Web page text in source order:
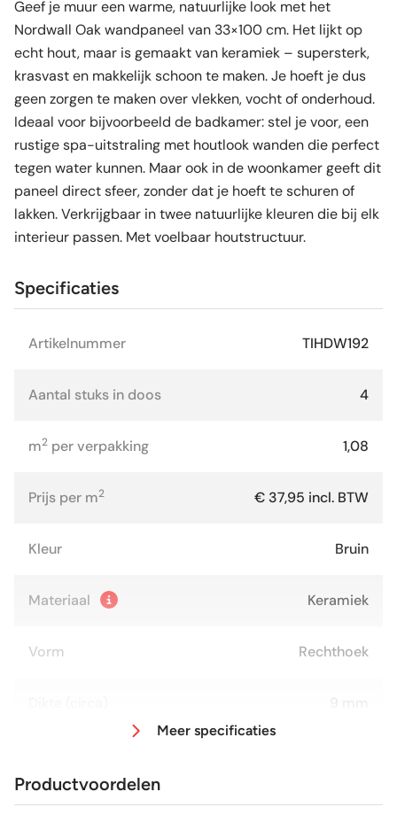
Geef je muur een warme, natuurlijke look met het
Nordwall Oak wandpaneel van 33×100 cm. Het lijkt op
echt hout, maar is gemaakt van keramiek – supersterk,
krasvast en makkelijk schoon te maken. Je hoeft je dus
geen zorgen te maken over vlekken, vocht of onderhoud.
Ideaal voor bijvoorbeeld de badkamer: stel je voor, een
rustige spa-uitstraling met houtlook wanden die perfect
tegen water kunnen. Maar ook in de woonkamer geeft dit
paneel direct sfeer, zonder dat je hoeft te schuren of
lakken. Verkrijgbaar in twee natuurlijke kleuren die bij elk
interieur passen. Met voelbaar houtstructuur.
Specificaties
Artikelnummer TIHDW192
Aantal stuks in doos 4
m2 per verpakking 1,08
Prijs per m2 € 37,95 incl. BTW
Kleur Bruin
Materiaal Keramiek
Vorm Rechthoek
Glans / Mat Mat
Meer specificaties
Productvoordelen